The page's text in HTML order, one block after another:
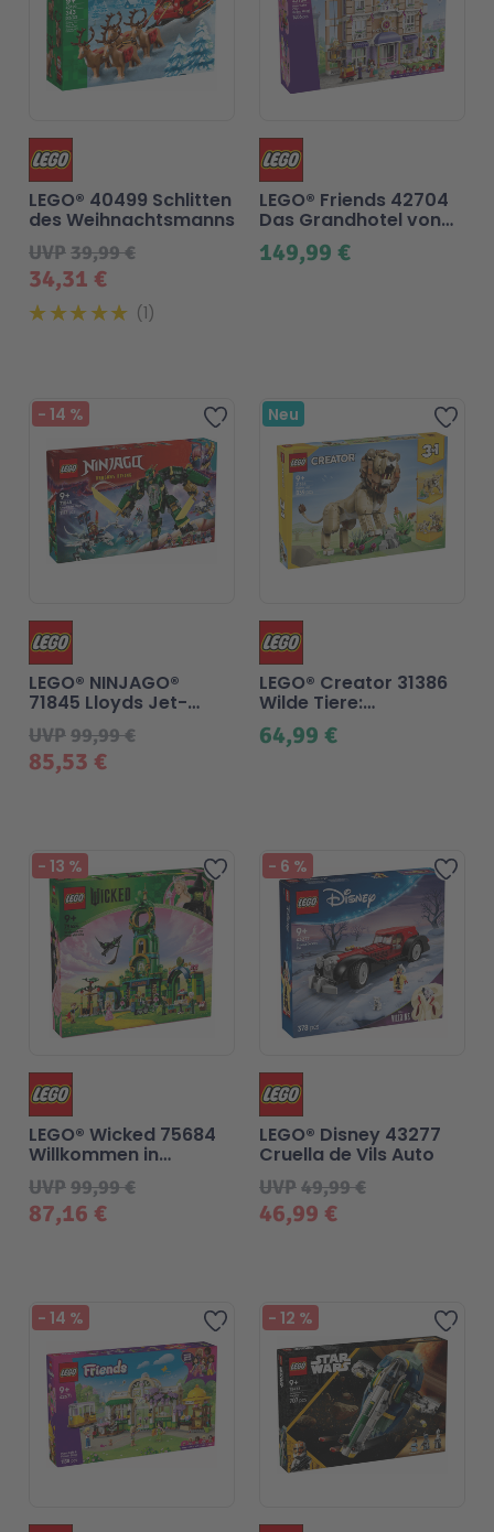
34,31 €
UVP39,99 €
LEGO® 40499 Schlitten
des Weihnachtsmanns
1
149,99 €
LEGO® Friends 42704
Das Grandhotel von
Heartlake City
Zur Wunschliste
- 14 %
85,53 €
UVP99,99 €
LEGO® NINJAGO®
71845 Lloyds Jet-
Mech
Neu
64,99 €
LEGO® Creator 31386
Wilde Tiere:
Majestätischer Löwe
Zur Wunschliste
- 13 %
87,16 €
UVP99,99 €
LEGO® Wicked 75684
Willkommen in
Emerald City
- 6 %
46,99 €
UVP49,99 €
LEGO® Disney 43277
Cruella de Vils Auto
Zur Wunschliste
- 14 % - 12 %